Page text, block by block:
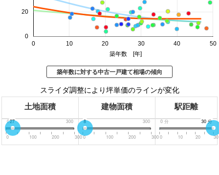
0 10 20 30 40 50
0
20
築年数 [年]
築年数に対する中古一戸建て相場の傾向
スライダ調整により坪単価のラインが変化
土地面積 建物面積 駅距離
0 300
27
0 100 200 300
0 300
8
0 100 200 300
0 分 30 分
30 分
0 10 20 30